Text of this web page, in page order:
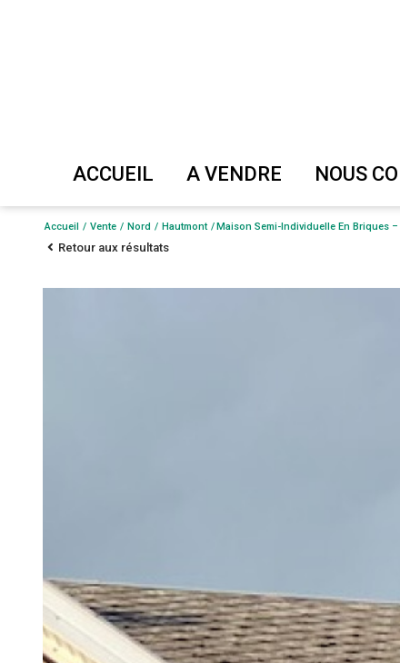
ACCUEIL A VENDRE
Maison
NOUS
Evaluer
Accueil Vente Nord Hautmont Maison Semi-Individuelle En Briques
Retour aux résultats